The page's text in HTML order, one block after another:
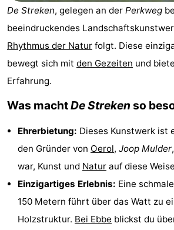
-
Kaap
-
Résidence
West
Terschelling
Tjermelân
Campingplätze
Ferienhäuser
De
De Streken, gelegen an der Perkweg
beeindruckendes
Rhythmus der Natur folgt. Diese
bewegt sich mit den Gezeiten und
Erfahrung.
Was machtDe Streken so
Ehrerbietung: Dieses Kunstwerk ist
den Gründer von Oerol, Joop Mulder
war, Kunst und Natur auf diese
Einzigartiges Erlebnis: Eine
150 Metern führt über das Watt zu
Holzstruktur. Bei Ebbe blickst du